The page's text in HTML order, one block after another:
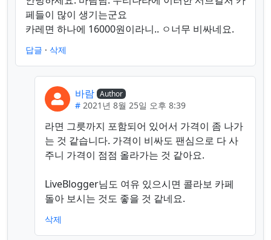
페들이 많이 생기는군요
카레면 하나에 16000원이라니.. ㅇ너무 비싸네요.
답글 · 삭제
바람 Author
# 2021년 8월 25일 오후 8:39
라면 그릇까지 포함되어 있어서 가격이 좀 나가
는 것 같습니다. 가격이 비싸도 팬심으로 다 사
주니 가격이 점점 올라가는 것 같아요.
LiveBlogger님도 여유 있으시면 콜라보 카페
돌아 보시는 것도 좋을 것 같네요.
삭제